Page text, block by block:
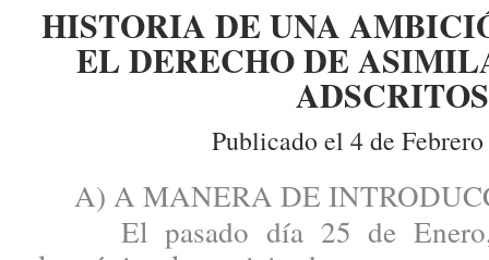
HISTORIA DE UNA
EL DERECHO DE
Publicado el 4 de
A) A MANERA DE
El pasado día 25 de Enero,